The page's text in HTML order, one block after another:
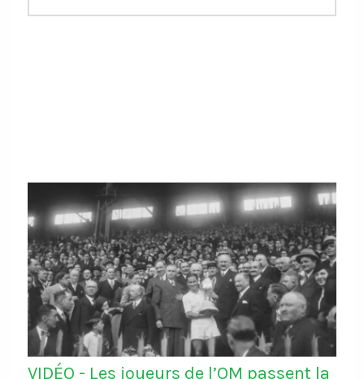
VIDÉO - Les joueurs de l’OM passent la